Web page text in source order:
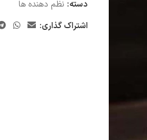
دسته: نظم دهنده ها
اشتراک گذاری: